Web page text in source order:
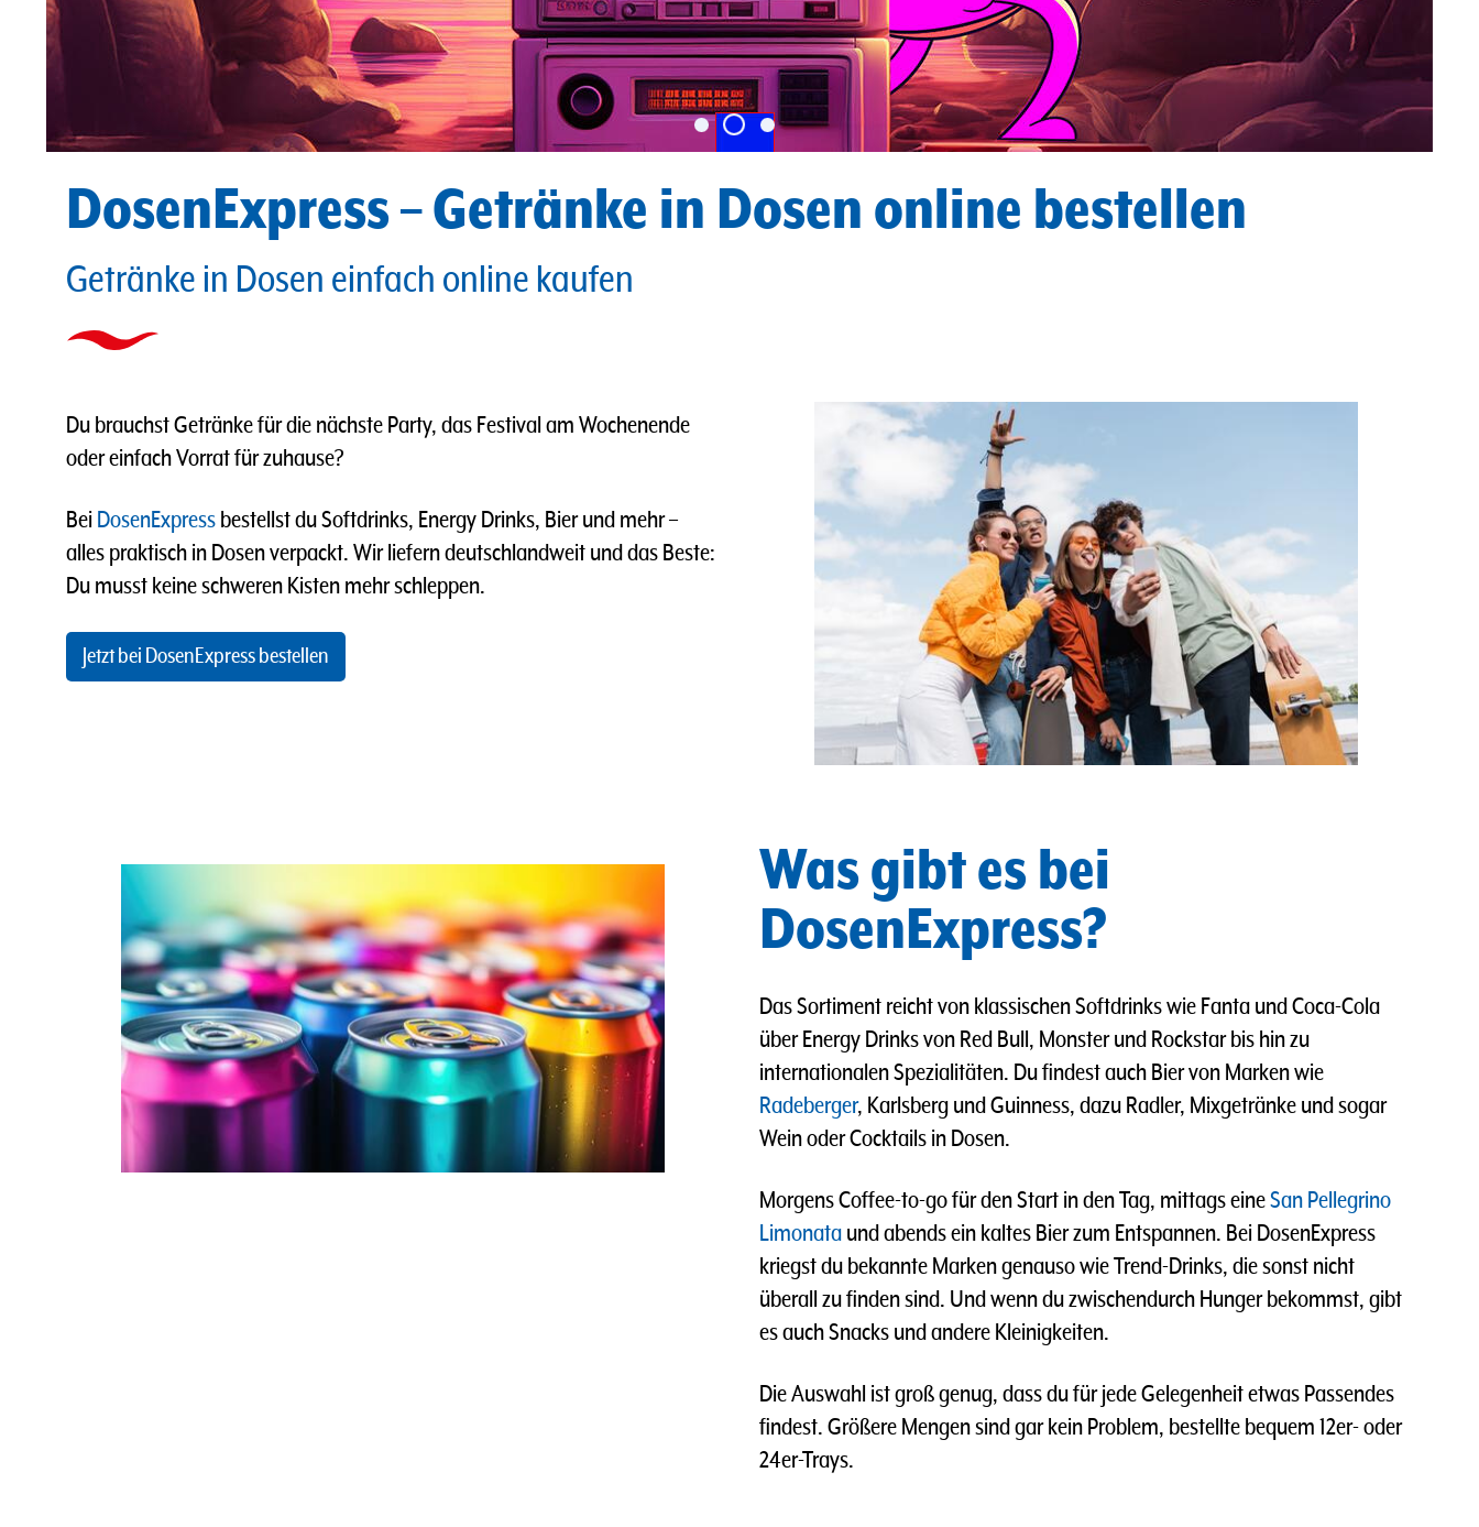
DosenExpress – Getränke in Dosen online bestellen
Getränke in Dosen einfach online kaufen
Du brauchst Getränke für die nächste Party, das Festival am Wochenende
oder einfach Vorrat für zuhause?
Bei DosenExpress bestellst du Softdrinks, Energy Drinks, Bier und mehr –
alles praktisch in Dosen verpackt. Wir liefern deutschlandweit und das Beste:
Du musst keine schweren Kisten mehr schleppen.
Jetzt bei DosenExpress bestellen
Was gibt es bei
DosenExpress?
Das Sortiment reicht von klassischen Softdrinks wie Fanta und Coca-Cola
über Energy Drinks von Red Bull, Monster und Rockstar bis hin zu
internationalen Spezialitäten. Du findest auch Bier von Marken wie
Radeberger, Karlsberg und Guinness, dazu Radler, Mixgetränke und sogar
Wein oder Cocktails in Dosen.
Morgens Coffee-to-go für den Start in den Tag, mittags eineSan Pellegrino
Limonata und abends ein kaltes Bier zum Entspannen. Bei DosenExpress
kriegst du bekannte Marken genauso wie Trend-Drinks, die sonst nicht
überall zu finden sind. Und wenn du zwischendurch Hunger bekommst, gibt
es auch Snacks und andere Kleinigkeiten.
Die Auswahl ist groß genug, dass du für jede Gelegenheit etwas Passendes
findest. Größere Mengen sind gar kein Problem, bestellte bequem 12er- oder
24er-Trays.